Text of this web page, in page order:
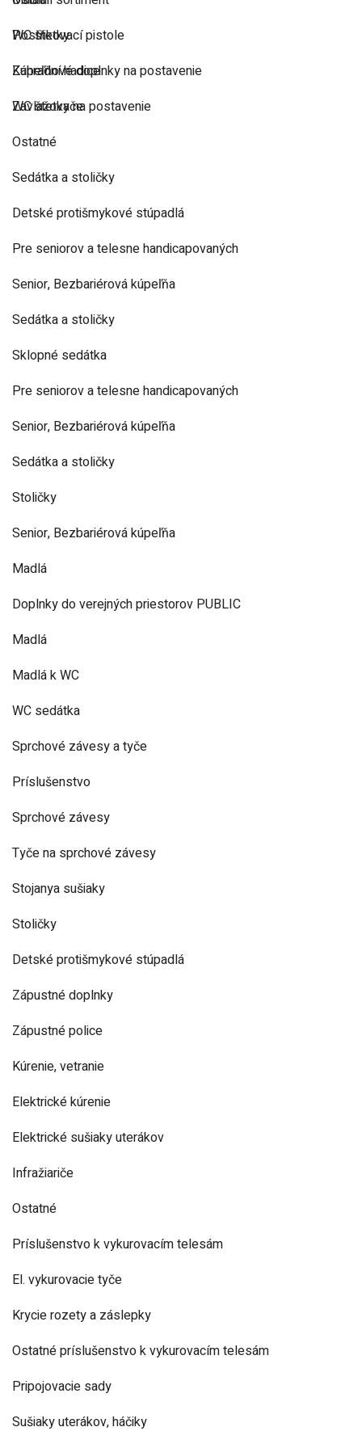
Postřikovací pistole
Zahradní hadice
Zavlažovače
WC štetky
Kúpeľňové doplnky na postavenie
WC štetky na postavenie
Ostatné
Sedátka a stoličky
Detské protišmykové stúpadlá
Pre seniorov a telesne handicapovaných
Senior, Bezbariérová kúpeľňa
Sedátka a stoličky
Sklopné sedátka
Pre seniorov a telesne handicapovaných
Senior, Bezbariérová kúpeľňa
Sedátka a stoličky
Stoličky
Senior, Bezbariérová kúpeľňa
Madlá
Doplnky do verejných priestorov PUBLIC
Madlá
Madlá k WC
WC sedátka
Sprchové závesy a tyče
Príslušenstvo
Sprchové závesy
Tyče na sprchové závesy
Stojanya sušiaky
Stoličky
Detské protišmykové stúpadlá
Zápustné doplnky
Zápustné police
Kúrenie, vetranie
Elektrické kúrenie
Elektrické sušiaky uterákov
Infražiariče
Ostatné
Príslušenstvo k vykurovacím telesám
El. vykurovacie tyče
Krycie rozety a záslepky
Ostatné príslušenstvo k vykurovacím telesám
Pripojovacie sady
Sušiaky uterákov, háčiky